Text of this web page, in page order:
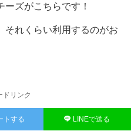
ズがこちらです！
それくらい利用するのがお
ドリンク
トする LINEで送る